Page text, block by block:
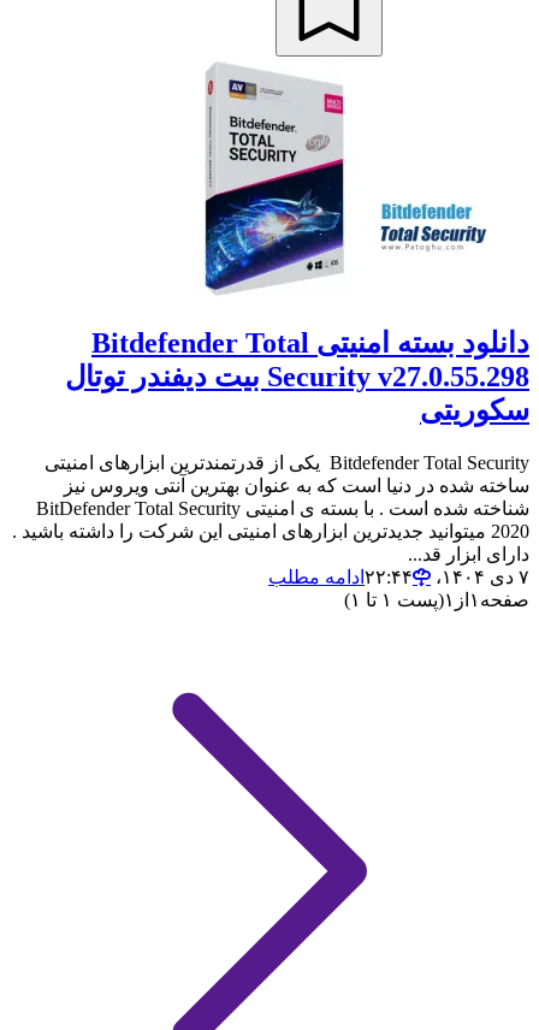
دانلود بسته امنیتی Bitdefender Total
Security v27.0.55.298 بیت دیفندر توتال
سکوریتی
Bitdefender Total Security یکی از قدرتمندترین ابزارهای امنیتی
ساخته شده در دنیا است که به عنوان بهترین آنتی ویروس نیز
شناخته شده است . با بسته ی امنیتی BitDefender Total Security
2020 میتوانید جدیدترین ابزارهای امنیتی این شرکت را داشته باشید .
دارای ابزار قد...
۷ دی ۱۴۰۴،‏ ۲۲:۴۴
ادامه مطلب
صفحه ۱ از ۱(پست ۱ تا ۱)